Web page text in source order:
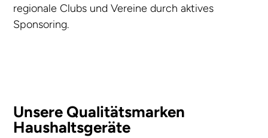
regionale Clubs und Vereine durch aktives
Sponsoring.
Unsere Qualitätsmarken
Haushaltsgeräte